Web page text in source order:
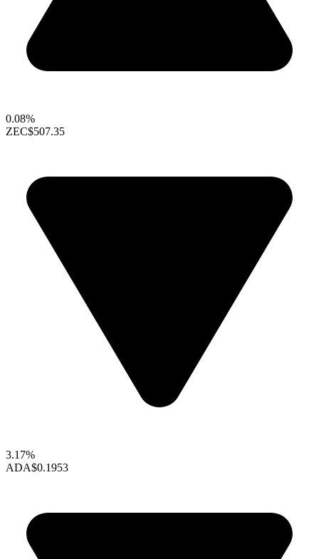
0.08%
ZEC$507.35
3.17%
ADA$0.1953